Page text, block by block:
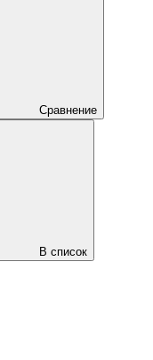
Сравнение
В список